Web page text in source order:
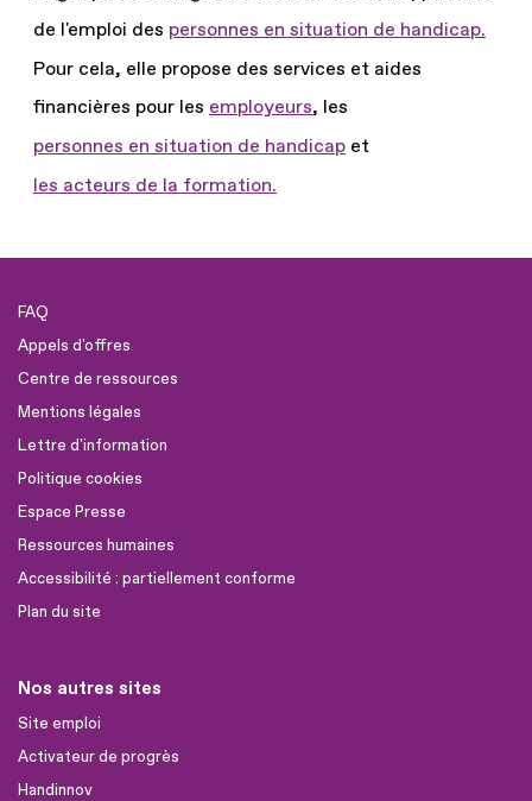
de l'emploi des personnes en situation de handicap.
Pour cela, elle propose des services et aides
financières pour les employeurs, les
personnes en situation de handicap et
les acteurs de la formation.
FAQ
Appels d'offres
Centre de ressources
Mentions légales
Lettre d'information
Politique cookies
Espace Presse
Ressources humaines
Accessibilité : partiellement conforme
Plan du site
Nos autres sites
Site emploi
Activateur de progrès
Handinnov